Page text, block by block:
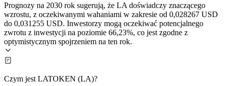
Prognozy na 2030 rok sugerują, że LA doświadczy znaczącego
wzrostu, z oczekiwanymi wahaniami w zakresie od 0,028267 USD
do 0,031255 USD. Inwestorzy mogą oczekiwać potencjalnego
zwrotu z inwestycji na poziomie 66,23%, co jest zgodne z
optymistycznym spojrzeniem na ten rok.
Czym jest LATOKEN (LA)?